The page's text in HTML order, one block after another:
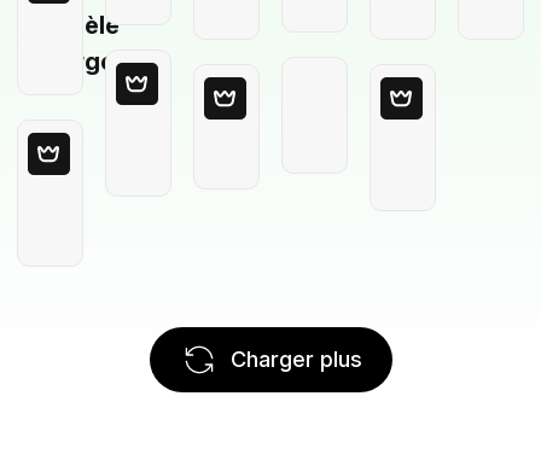
Modèle
Vierge
Charger plus